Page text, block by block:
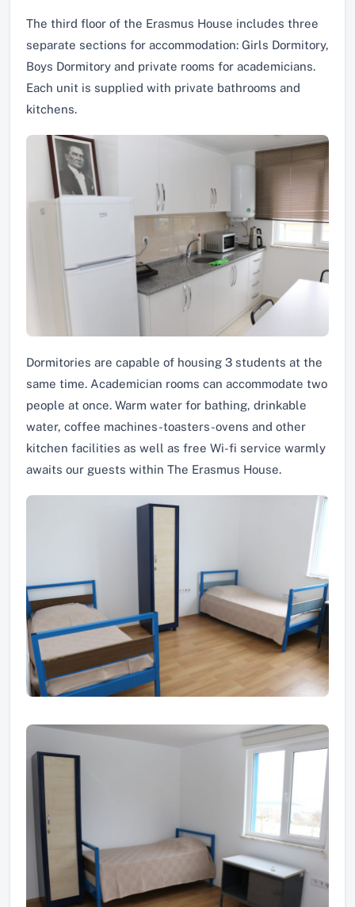
The third floor of the Erasmus House includes three
separate sections for accommodation: Girls Dormitory,
Boys Dormitory and private rooms for academicians.
Each unit is supplied with private bathrooms and
kitchens.
Dormitories are capable of housing 3 students at the
same time. Academician rooms can accommodate two
people at once. Warm water for bathing, drinkable
water, coffee machines-toasters-ovens and other
kitchen facilities as well as free Wi-fi service warmly
awaits our guests within The Erasmus House.